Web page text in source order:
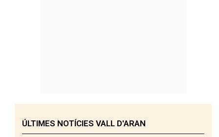
ÚLTIMES NOTÍCIES VALL D'ARAN